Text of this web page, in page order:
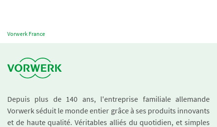
Vorwerk France
Depuis plus de 140 ans, l'entreprise familiale allemande
Vorwerk séduit le monde entier grâce à ses produits innovants
et de haute qualité. Véritables alliés du quotidien, et simples